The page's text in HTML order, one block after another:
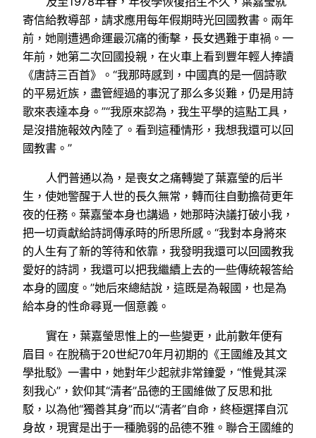
寄信給教導部，請求應用每年假期時光回國教書。兩年
前，她剛遭遇命運最沉痛的衝擊，長女遇難于車禍。一
年前，她第二次回國投親，在火車上看到豐年輕人捧讀
《唐詩三百首》。“我那時感到，中國真的是一個詩歌
的平易近族，盡管經過的事況了那么多災難，仍是用詩
歌來表達本身。”“我原來認為，我生平學的這點工具，
是沒措施報效內陸了。看到這種情形，我想我還可以回
國教書。”
人們普通以為，是喪女之痛轉變了葉嘉瑩的后半
生，使她警醒于人世的長久無常，轉而往自動擔荷更年
夜的任務。葉嘉瑩本身也講過，她那時決議打破小我，
把一切貢獻給詩詞傳承時的所思所感。“我對本身將來
的人生有了新的等待和依靠，我發明我還可以回國教我
愛好的詩詞，我還可以把我繼續上去的一些傳統報答給
本身的國度。”她后來總結說，這既是為報國，也是為
給本身的性命尋覓一個意義。
實在，葉嘉瑩思惟上的一些變更，此前數年便有
眉目。在脫稿于20世紀70年月初期的《王國維及其文
學批駁》一書中，她對年少起就非常鐘愛，“惟覺其深
刻我心”，欽仰其“清者”品德的王國維做了反思和批
駁，以為他“獨善其身”而以“清者”自命，終極選擇自沉
身故，現實是出于一種脆弱的品德不雅。聯合王國維的